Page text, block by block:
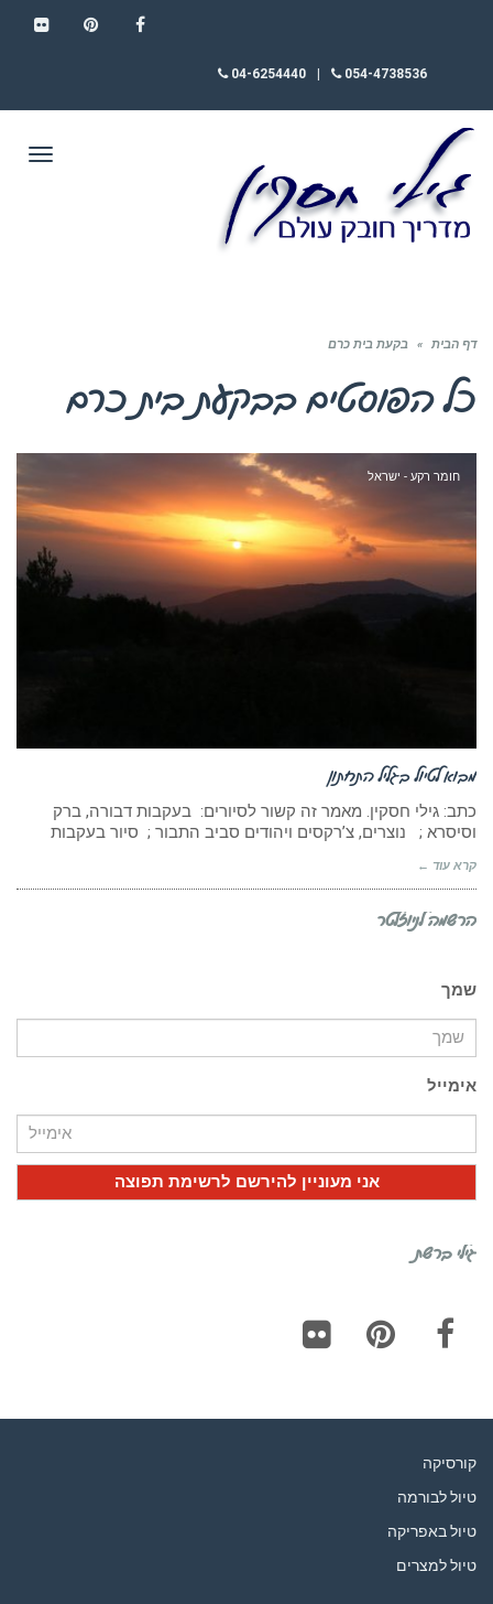
054-4738536
04-6254440
דף הבית » בקעת בית כרם
כל הפוסטים בבקעת בית כרם
חומר רקע - ישראל
מבוא לטיול בגליל התחתון
כתב: גילי חסקין. מאמר זה קשור לסיורים: בעקבות דבורה, ברק
וסיסרא ; נוצרים, צ’רקסים ויהודים סביב התבור ; סיור בעקבות
קרא עוד ←
הרשמה לניוזלטר
שמך
אימייל
גילי ברשת
קורסיקה
טיול לבורמה
טיול באפריקה
טיול למצרים